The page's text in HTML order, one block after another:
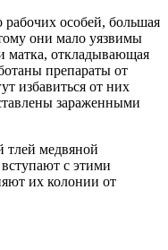
особей, большая
они мало уязвимы
матка, откладывающая
препараты от
избавиться от них
зараженными
тлей медвяной
с этими
их колонии от